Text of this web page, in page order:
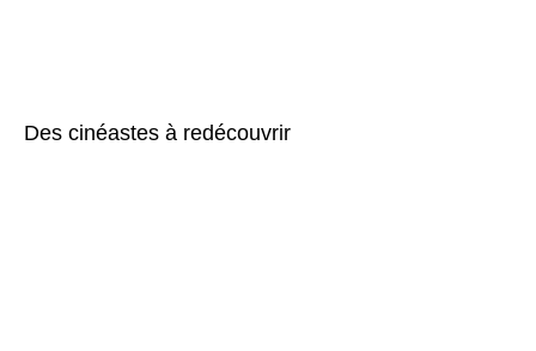
Des cinéastes à redécouvrir